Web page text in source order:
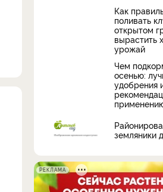
Как
поливать
открытом
вырастить
урожай
Чем
осенью:
удобрения
земляники
РЕКЛАМА